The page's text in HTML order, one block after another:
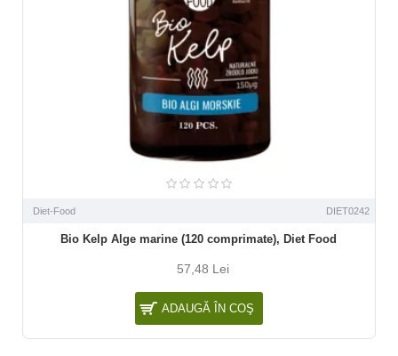
Diet-Food DIET0242
Bio Kelp Alge marine (120 comprimate), Diet Food
57,48 Lei
ADAUGĂ ÎN COŞ